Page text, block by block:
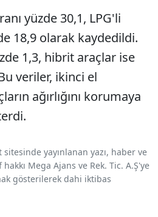
yüzde 30,1, LPG'li
18,9 olarak kaydedildi.
1,3, hibrit araçlar ise
veriler, ikinci el
ağırlığını korumaya
yayınlanan yazı, haber ve
Mega Ajans ve Rek. Tic. A.Ş'ye
gösterilerek dahi iktibas